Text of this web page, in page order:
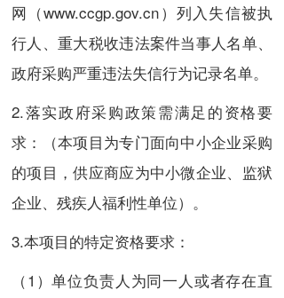
网（www.ccgp.gov.cn）列入失信被执
行人、重大税收违法案件当事人名单、
政府采购严重违法失信行为记录名单。
2.落实政府采购政策需满足的资格要
求：（本项目为专门面向中小企业采购
的项目，供应商应为中小微企业、监狱
企业、残疾人福利性单位）。
3.本项目的特定资格要求：
（1）单位负责人为同一人或者存在直